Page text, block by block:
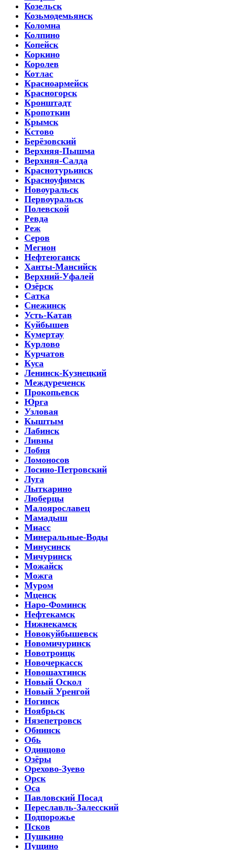
Козельск
Козьмодемьянск
Коломна
Колпино
Копейск
Коркино
Королев
Котлас
Красноармейск
Красногорск
Кронштадт
Кропоткин
Крымск
Кстово
Берёзовский
Верхняя-Пышма
Верхняя-Салда
Краснотурьинск
Красноуфимск
Новоуральск
Первоуральск
Полевской
Ревда
Реж
Серов
Мегион
Нефтеюганск
Ханты-Мансийск
Верхний-Уфалей
Озёрск
Сатка
Снежинск
Усть-Катав
Куйбышев
Кумертау
Курлово
Курчатов
Куса
Ленинск-Кузнецкий
Междуреченск
Прокопьевск
Юрга
Узловая
Кыштым
Лабинск
Ливны
Лобня
Ломоносов
Лосино-Петровский
Луга
Лыткарино
Люберцы
Малоярославец
Мамадыш
Миасс
Минеральные-Воды
Минусинск
Мичуринск
Можайск
Можга
Муром
Мценск
Наро-Фоминск
Нефтекамск
Нижнекамск
Новокуйбышевск
Новомичуринск
Новотроицк
Новочеркасск
Новошахтинск
Новый Оскол
Новый Уренгой
Ногинск
Ноябрьск
Нязепетровск
Обнинск
Обь
Одинцово
Озёры
Орехово-Зуево
Орск
Оса
Павловский Посад
Переславль-Залесский
Подпорожье
Псков
Пушкино
Пущино